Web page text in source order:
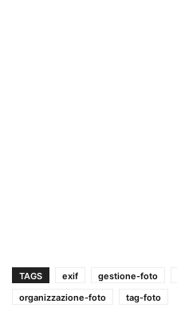
TAGS exif gestione-foto
organizzazione-foto
tag-foto